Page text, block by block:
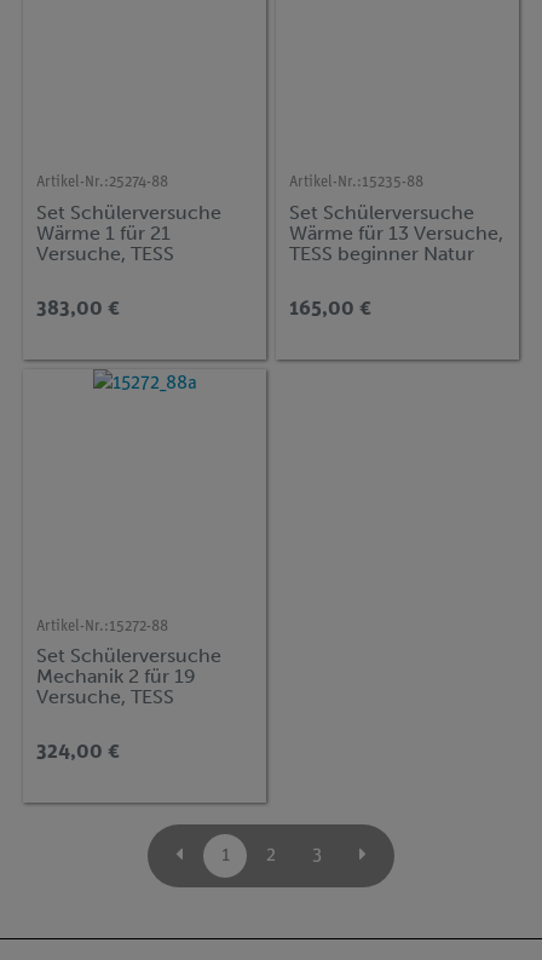
Artikel-Nr.:25274-88
Set Schülerversuche
Wärme 1 für 21
Versuche, TESS
383,00 €
Artikel-Nr.:15235-88
Set Schülerversuche
Wärme für 13 Versuche,
TESS beginner Natur
165,00 €
Artikel-Nr.:15272-88
Set Schülerversuche
Mechanik 2 für 19
Versuche, TESS
324,00 €
1 2 3